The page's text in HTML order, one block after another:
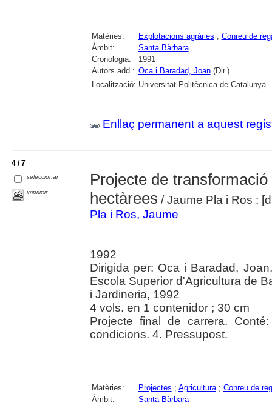
Matèries: Explotacions agràries ; Conreu de
Àmbit:
Santa Bàrbara
Cronologia:
1991
Autors add.: Oca i Baradad, Joan(Dir.)
Localització: Universitat Politècnica de Catalunya
Enllaç permanent a aquest
4 / 7
seleccionar
imprimir
Projecte de
hectàrees / Jaume Pla i Ros ;
Pla i Ros, Jaume
1992
Dirigida per: Oca i Baradad,
Escola Superior d'Agricultura de
i Jardineria, 1992
4 vols. en 1 contenidor ; 30 cm
Projecte final de carrera.
condicions. 4. Pressupost.
Matèries: Projectes ; Agricultura; Conreu de
Àmbit:
Santa Bàrbara